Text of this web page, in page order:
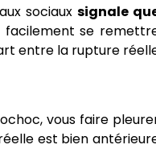
sociauxsignale
facilement se
entre la rupture
vous faire
est bien